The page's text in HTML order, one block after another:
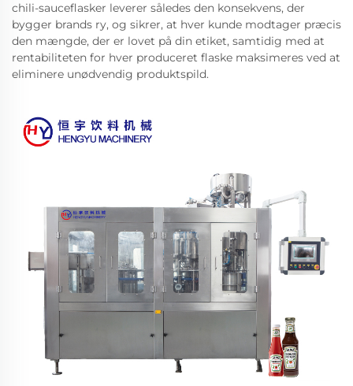
chili-sauceflasker leverer således den konsekvens, der
bygger brands ry, og sikrer, at hver kunde modtager præcis
den mængde, der er lovet på din etiket, samtidig med at
rentabiliteten for hver produceret flaske maksimeres ved at
eliminere unødvendig produktspild.